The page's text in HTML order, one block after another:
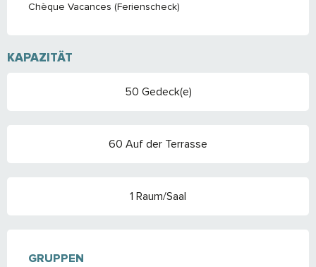
Chèque Vacances (Ferienscheck)
KAPAZITÄT
50 Gedeck(e)
60 Auf der Terrasse
1 Raum/Saal
GRUPPEN
GRUPPEN